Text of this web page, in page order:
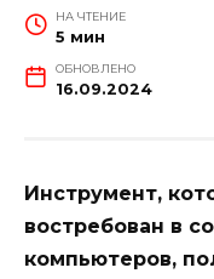
НА ЧТЕНИЕ
5 мин
ОБНОВЛЕНО
16.09.2024
Инструмент,
востребован в
компьютеров,